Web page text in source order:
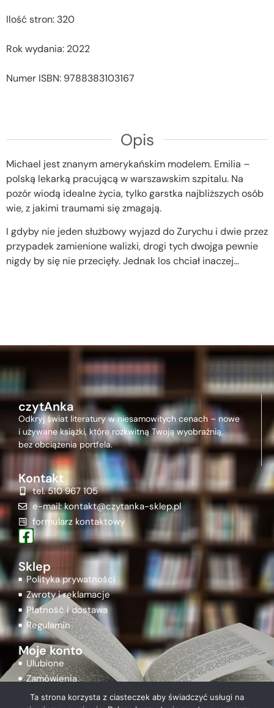
Ilość stron: 320
Rok wydania: 2022
Numer ISBN: 9788383103167
Opis
Michael jest znanym amerykańskim modelem. Emilia –
polską lekarką pracującą w warszawskim szpitalu. Na
pozór wiodą idealne życia, tylko garstka najbliższych osób
wie, z jakimi traumami się zmagają.
I gdyby nie jeden służbowy wyjazd do Zurychu i dwie przez
przypadek zamienione walizki, drogi tych dwojga pewnie
nigdy by się nie przecięły. Jednak los chciał inaczej…
czytAnka
Odkryj świat literatury w niesamowitych cenach – nowe
i używane książki, które rozkwitną Twoją wyobraźnią,
bez obciążenia portfela.
Kontakt
tel. 510 967 105
e-mail: kontakt@czytanka-sklep.pl
formularz kontaktowy
Sklep
Polityka prywatności
Zwroty i reklamacje
Płatność i dostawa
Regulamin
Moje konto
Ulubione
Zamówienia
Rejestracja
Ta strona korzysta z ciasteczek aby świadczyć usługi na